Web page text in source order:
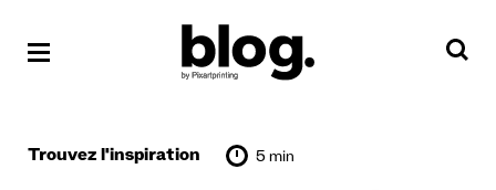
Trouvez l'inspiration 5 min